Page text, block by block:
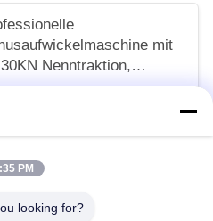
mit
Nenntraktion,
für effizientes
VERBINDUNG
PM
looking for?